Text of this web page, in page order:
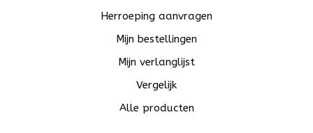
Herroeping aanvragen
Mijn bestellingen
Mijn verlanglijst
Vergelijk
Alle producten